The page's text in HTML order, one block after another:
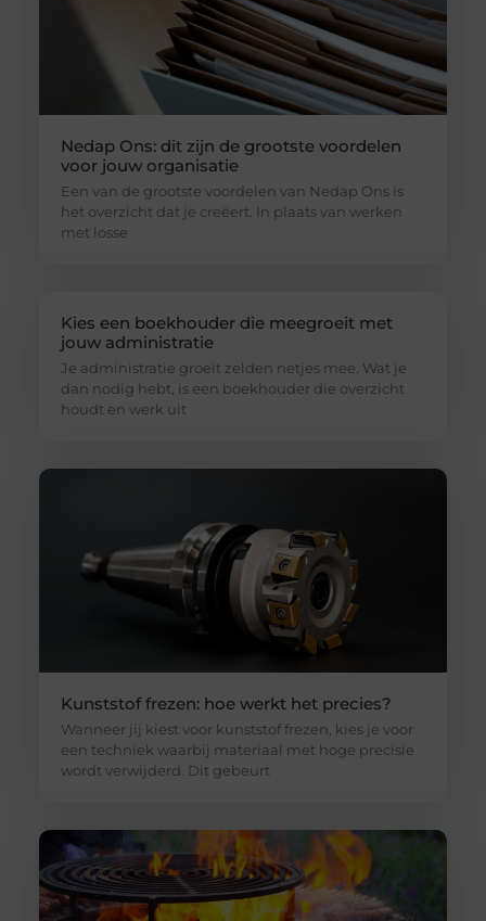
Nedap Ons: dit zijn de grootste voordelen
voor jouw organisatie
Een van de grootste voordelen van Nedap Ons is
het overzicht dat je creëert. In plaats van werken
met losse
Kies een boekhouder die meegroeit met
jouw administratie
Je administratie groeit zelden netjes mee. Wat je
dan nodig hebt, is een boekhouder die overzicht
houdt en werk uit
Kunststof frezen: hoe werkt het precies?
Wanneer jij kiest voor kunststof frezen, kies je voor
een techniek waarbij materiaal met hoge precisie
wordt verwijderd. Dit gebeurt